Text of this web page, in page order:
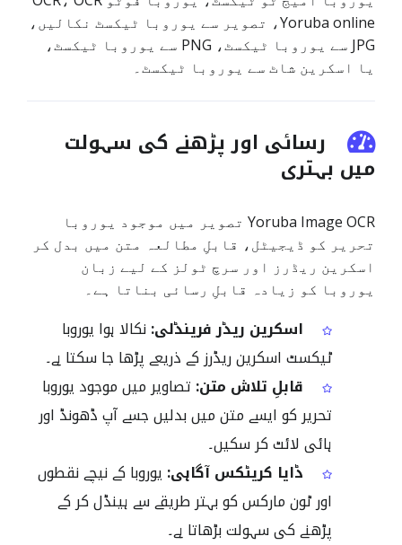
Yoruba online، تصویر سے یوروبا ٹیکسٹ نکالیں،
JPG سے یوروبا ٹیکسٹ، PNG سے یوروبا ٹیکسٹ،
یا اسکرین شاٹ سے یوروبا ٹیکسٹ۔
رسائی اور پڑھنے کی سہولت
میں بہتری
Yoruba Image OCR تصویر میں موجود یوروبا
تحریر کو ڈیجیٹل، قابلِ مطالعہ متن میں بدل کر
اسکرین ریڈرز اور سرچ ٹولز کے لیے زبان
یوروبا کو زیادہ قابلِ رسائی بناتا ہے۔
اسکرین ریڈر فرینڈلی:نکالا ہوا یوروبا
ٹیکسٹ اسکرین ریڈرز کے ذریعے پڑھا جا سکتا ہے۔
قابلِ تلاش متن: تصاویر میں موجود یوروبا
تحریر کو ایسے متن میں بدلیں جسے آپ ڈھونڈ اور
ہائی لائٹ کر سکیں۔
ڈایا کریٹکس آگاہی: یوروبا کے نیچے نقطوں
اور ٹون مارکس کو بہتر طریقے سے ہینڈل کر کے
پڑھنے کی سہولت بڑھاتا ہے۔